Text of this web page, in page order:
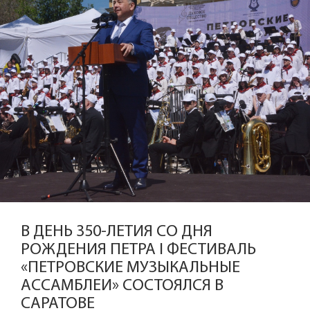
В ДЕНЬ 350-ЛЕТИЯ СО ДНЯ
РОЖДЕНИЯ ПЕТРА I ФЕСТИВАЛЬ
«ПЕТРОВСКИЕ МУЗЫКАЛЬНЫЕ
АССАМБЛЕИ» СОСТОЯЛСЯ В
САРАТОВЕ